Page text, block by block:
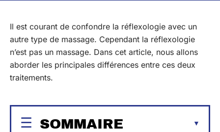
Il est courant de confondre la réflexologie avec un
autre type de massage. Cependant la réflexologie
n’est pas un massage. Dans cet article, nous allons
aborder les principales différences entre ces deux
traitements.
SOMMAIRE